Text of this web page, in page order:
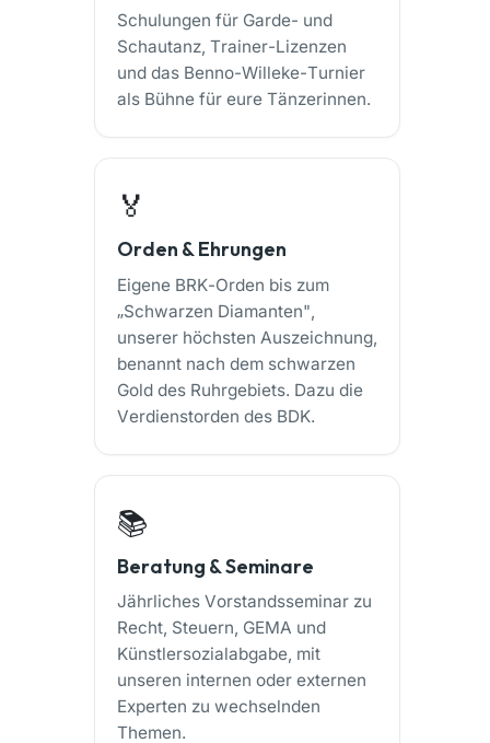
Schulungen für Garde- und
Schautanz, Trainer-Lizenzen
und das Benno-Willeke-Turnier
als Bühne für eure Tänzerinnen.
🏅
Orden & Ehrungen
Eigene BRK-Orden bis zum
„Schwarzen Diamanten",
unserer höchsten Auszeichnung,
benannt nach dem schwarzen
Gold des Ruhrgebiets. Dazu die
Verdienstorden des BDK.
📚
Beratung & Seminare
Jährliches Vorstandsseminar zu
Recht, Steuern, GEMA und
Künstlersozialabgabe, mit
unseren internen oder externen
Experten zu wechselnden
Themen.